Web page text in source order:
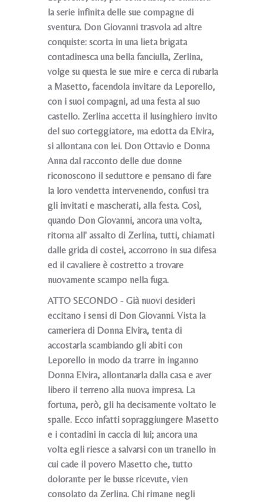
la serie infinita delle sue compagne di
sventura. Don Giovanni trasvola ad altre
conquiste: scorta in una lieta brigata
contadinesca una bella fanciulla, Zerlina,
volge su questa le sue mire e cerca di rubarla
a Masetto, facendola invitare da Leporello,
con i suoi compagni, ad una festa al suo
castello. Zerlina accetta il lusinghiero invito
del suo corteggiatore, ma edotta da Elvira,
si allontana con lei. Don Ottavio e Donna
Anna dal racconto delle due donne
riconoscono il seduttore e pensano di fare
la loro vendetta intervenendo, confusi tra
gli invitati e mascherati, alla festa. Così,
quando Don Giovanni, ancora una volta,
ritorna all' assalto di Zerlina, tutti, chiamati
dalle grida di costei, accorrono in sua difesa
ed il cavaliere è costretto a trovare
nuovamente scampo nella fuga.
ATTO SECONDO - Già nuovi desideri
eccitano i sensi di Don Giovanni. Vista la
cameriera di Donna Elvira, tenta di
accostarla scambiando gli abiti con
Leporello in modo da trarre in inganno
Donna Elvira, allontanarla dalla casa e aver
libero il terreno alla nuova impresa. La
fortuna, però, gli ha decisamente voltato le
spalle. Ecco infatti sopraggiungere Masetto
e i contadini in caccia di lui; ancora una
volta egli riesce a salvarsi con un tranello in
cui cade il povero Masetto che, tutto
dolorante per le busse ricevute, vien
consolato da Zerlina. Chi rimane negli